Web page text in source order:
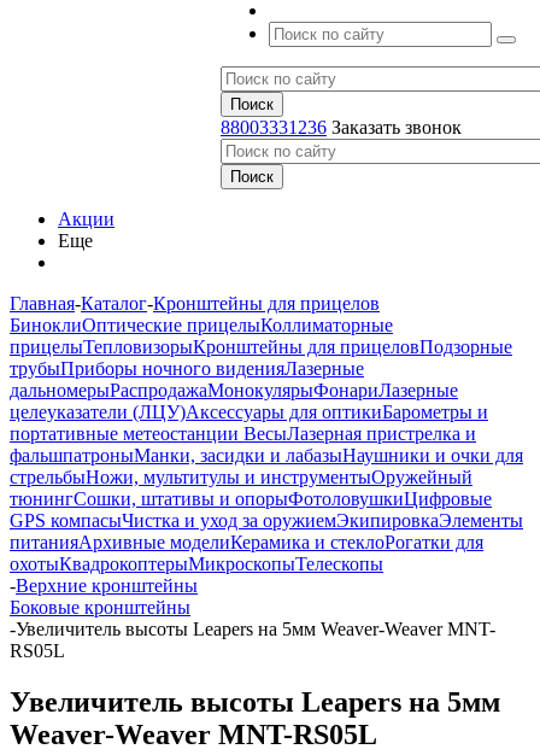
88003331236 Заказать звонок
Акции
Еще
Главная-Каталог-Кронштейны для прицелов
БиноклиОптические прицелыКоллиматорные
прицелыТепловизорыКронштейны для прицеловПодзорные
трубыПриборы ночного виденияЛазерные
дальномерыРаспродажаМонокулярыФонариЛазерные
целеуказатели (ЛЦУ)Аксессуары для оптикиБарометры и
портативные метеостанции ВесыЛазерная пристрелка и
фальшпатроныМанки, засидки и лабазыНаушники и очки для
стрельбыНожи, мультитулы и инструментыОружейный
тюнингСошки, штативы и опорыФотоловушкиЦифровые
GPS компасыЧистка и уход за оружиемЭкипировкаЭлементы
питанияАрхивные моделиКерамика и стеклоРогатки для
охотыКвадрокоптерыМикроскопыТелескопы
-Верхние кронштейны
Боковые кронштейны
-Увеличитель высоты Leapers на 5мм Weaver-Weaver MNT-
RS05L
Увеличитель высоты Leapers на 5мм
Weaver-Weaver MNT-RS05L